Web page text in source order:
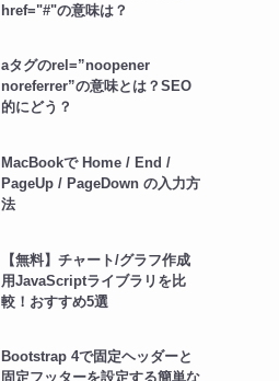
href="#"の意味は？
aタグのrel=”noopener
noreferrer”の意味とは？SEO
的にどう？
MacBookで Home / End /
PageUp / PageDown の入力方
法
【無料】チャート/グラフ作成
用JavaScriptライブラリを比
較！おすすめ5選
Bootstrap 4で固定ヘッダーと
固定フッターを設定する簡単な